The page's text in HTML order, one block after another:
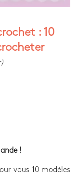
: 10
!
vous 10 modèles